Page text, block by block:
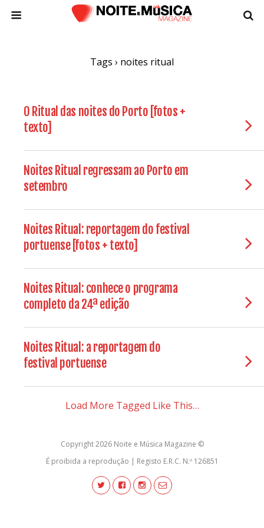
Tags › noites ritual
O Ritual das noites do Porto [fotos +
texto]
Noites Ritual regressam ao Porto em
setembro
Noites Ritual: reportagem do festival
portuense [fotos + texto]
Noites Ritual: conhece o programa
completo da 24ª edição
Noites Ritual: a reportagem do
festival portuense
Load More Tagged Like This…
Copyright 2026 Noite e Música Magazine ©
É proibida a reprodução | Registo E.R.C. N.º 126851